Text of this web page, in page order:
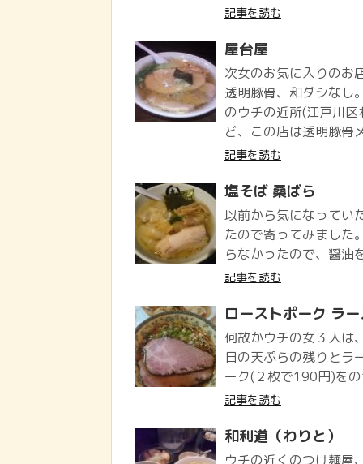
記事を読む
屋台屋
次女のお気に入りのお
透明豚骨、和ダシなし
のウチの近所(江戸川
ど、この店は透明豚骨
記事を読む
塩そば 桑ばら
以前から気になってい
たので寄ってみました
らなかったので、醤
記事を読む
ローストポーク ラ
何故かウチの女３人
日の天ぷらの残りとラ
ーク(２枚で190円)を
記事を読む
和利道（わりと）
ウチの近くのつけ麺屋